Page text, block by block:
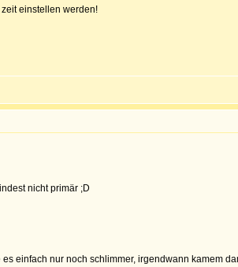
einstellen werden!
nicht primär ;D
einfach nur noch schlimmer, irgendwann kamem